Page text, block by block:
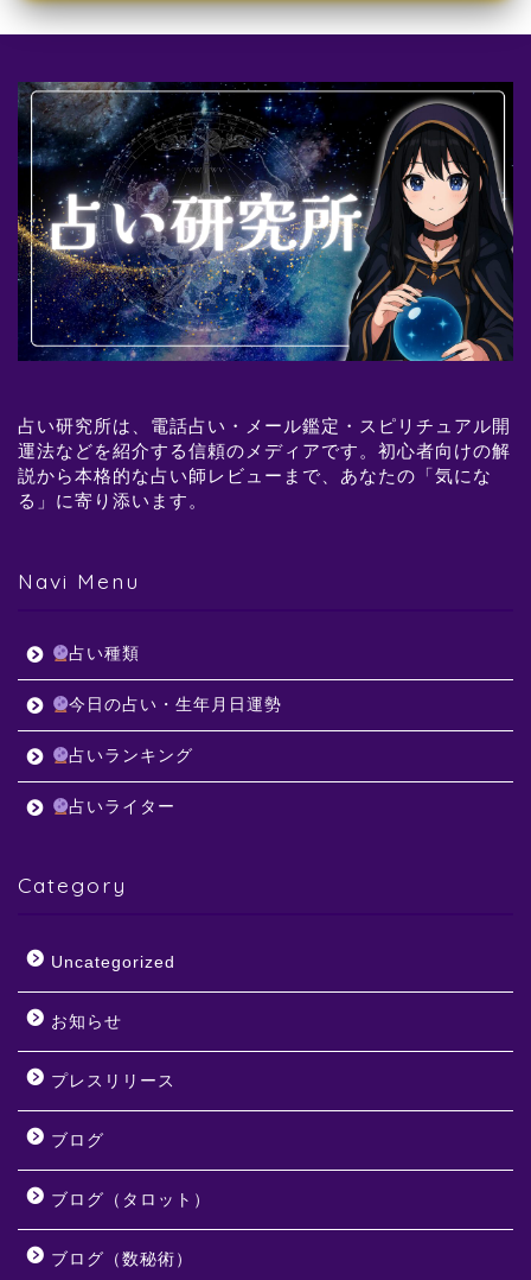
占い研究所は、電話占い・メール鑑定・スピリチュアル開
運法などを紹介する信頼のメディアです。初心者向けの解
説から本格的な占い師レビューまで、あなたの「気にな
る」に寄り添います。
Navi Menu
占い種類
今日の占い・生年月日運勢
占いランキング
占いライター
Category
Uncategorized
お知らせ
プレスリリース
ブログ
ブログ（タロット）
ブログ（数秘術）